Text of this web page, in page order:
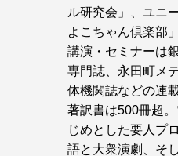
ル研究会」、ユニ
よこちゃん倶楽部
講演・セミナーは
専門誌、永田町メ
体機関誌などの連
著訳書は500冊超
じめとした要人プ
語と大衆演劇、そ